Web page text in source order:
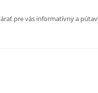
pre vás informatívny a